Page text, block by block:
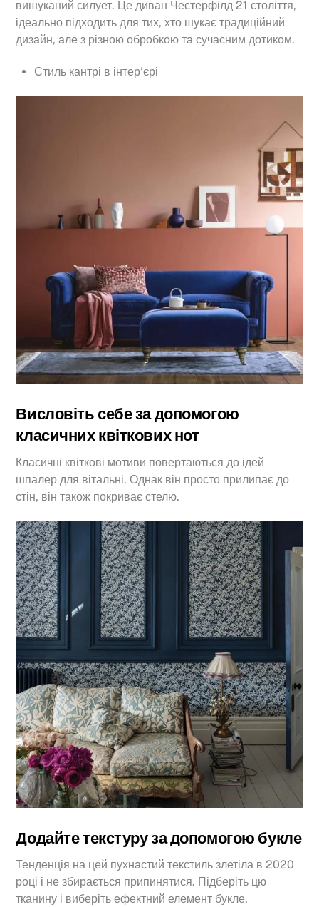
вишуканий силует. Це диван Честерфілд 21 століття,
ідеально підходить для тих, хто шукає традиційний
дизайн, але з різною обробкою та сучасним дотиком.
Стиль кантрі в інтер’єрі
Висловіть себе за допомогою
класичних квіткових нот
Класичні квіткові мотиви повертаються до ідей
шпалер для вітальні. Однак він просто прилипає до
стін, він також покриває стелю.
Додайте текстуру за допомогою букле
Тенденція на цей пухнастий текстиль злетіла в 2020
році і не збирається припинятися. Підберіть цю
тканину і виберіть ефектний елемент букле,